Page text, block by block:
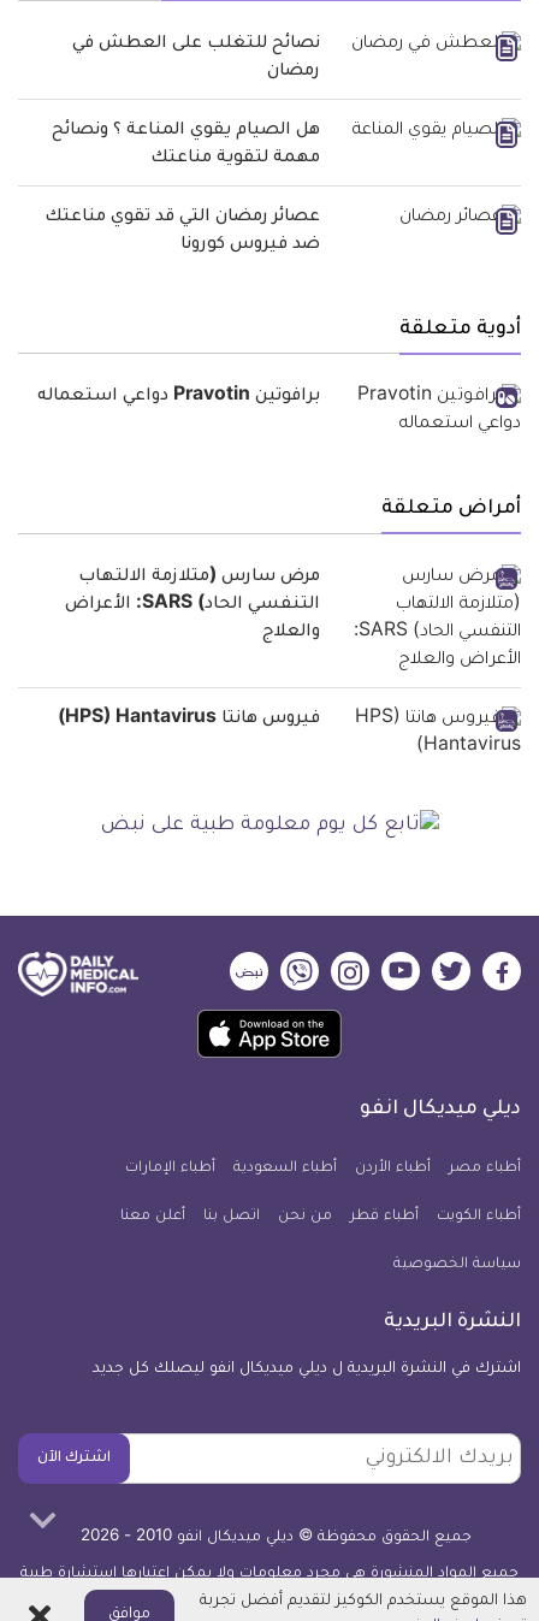
نصائح للتغلب على العطش في
رمضان
هل الصيام يقوي المناعة ؟ ونصائح
مهمة لتقوية مناعتك
عصائر رمضان التي قد تقوي مناعتك
ضد فيروس كورونا
أدوية متعلقة
برافوتين Pravotin دواعي استعماله
أمراض متعلقة
مرض سارس (متلازمة الالتهاب
التنفسي الحاد) SARS: الأعراض
والعلاج
فيروس هانتا HPS) Hantavirus)
ديلي
فيسبوك
ديلي
تويتر
ديلي
ميديكال
يوتيوب
ديلي
ميديكال
انفو
ديلي
ميديكال
انفو
ديلي
ميديكال
انفو
حمل
تطبيق
معلومة
للآيفون
ديلي ميديكال انفو
أطباء مصر أطباء الأردن أطباء السعودية أطباء الإمارات
أطباء الكويت أطباء قطر من نحن اتصل بنا أعلن معنا
سياسة الخصوصية
النشرة البريدية
اشترك في النشرة البريدية ل ديلي ميديكال انفو ليصلك كل جديد
بريدك
الالكتروني
اشترك الآن
جميع الحقوق محفوظة © ديلي ميديكال انفو 2010 - 2026
جميع المواد المنشورة هي مجرد معلومات ولا يمكن اعتبارها استشارة طبية
أو توصية علاجية - اعرف المزيد
هذا الموقع يستخدم الكوكيز لتقديم أفضل تجربة
موافق اغلاق